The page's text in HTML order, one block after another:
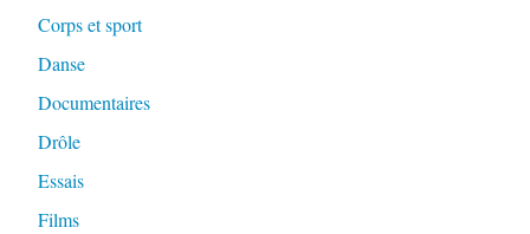
Corps et sport
Danse
Documentaires
Drôle
Essais
Films